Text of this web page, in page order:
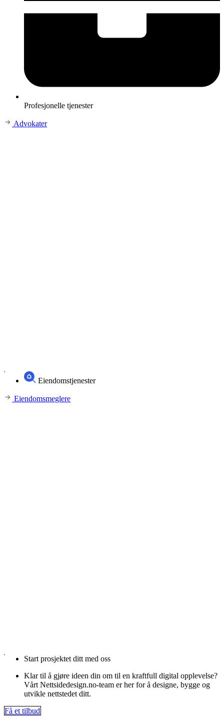
Profesjonelle tjenester
Advokater
Eiendomstjenester
Eiendomsmeglere
Start prosjektet ditt med oss
Klar til å gjøre ideen din om til en kraftfull digital opplevelse?
Vårt Nettsidedesign.no-team er her for å designe, bygge og
utvikle nettstedet ditt.
Få et tilbud